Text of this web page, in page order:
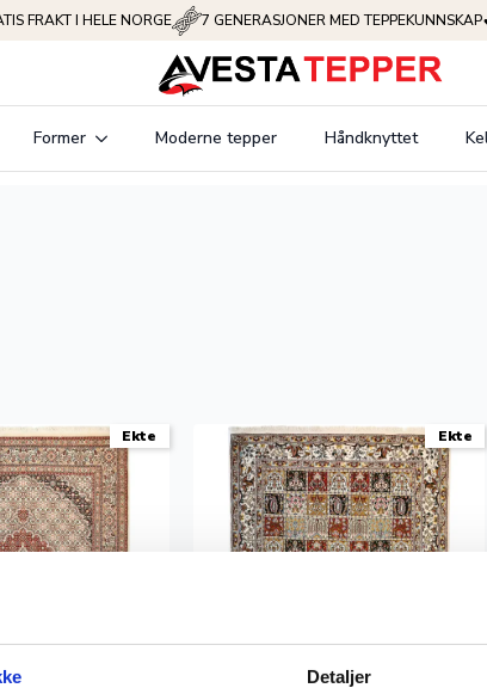
Detaljer
FRAKT I HELE NORGE 7 GENERASJONER MED TEPPEKUNNSKAP
Former Moderne tepper Håndknyttet
Ekte Ekte